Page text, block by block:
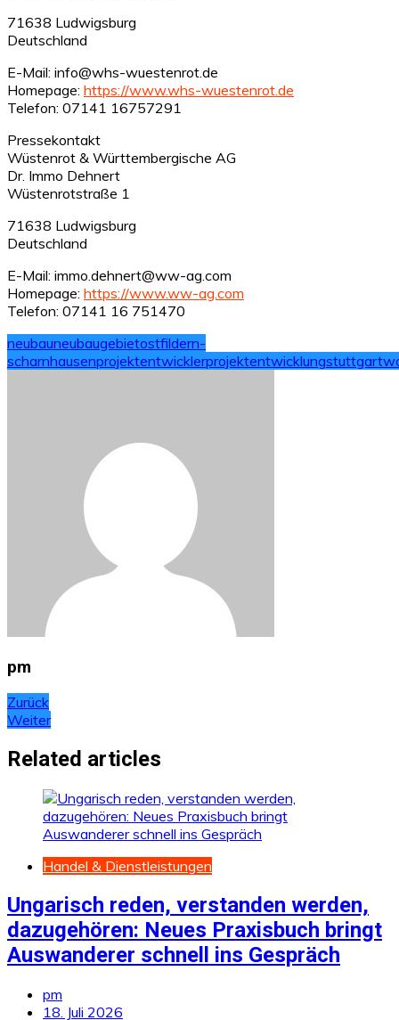
71638 Ludwigsburg
Deutschland
E-Mail: info@whs-wuestenrot.de
Homepage: https://www.whs-wuestenrot.de
Telefon: 07141 16757291
Pressekontakt
Wüstenrot & Württembergische AG
Dr. Immo Dehnert
Wüstenrotstraße 1
71638 Ludwigsburg
Deutschland
E-Mail: immo.dehnert@ww-ag.com
Homepage: https://www.ww-ag.com
Telefon: 07141 16 751470
neubauneubaugebietostfildern-
scharnhausenprojektentwicklerprojektentwicklungstuttgart
pm
Beitragsnavigation
Zurück
Weiter
Related articles
Handel & Dienstleistungen
Ungarisch reden, verstanden werden,
dazugehören: Neues Praxisbuch bringt
Auswanderer schnell ins Gespräch
pm
18. Juli 2026